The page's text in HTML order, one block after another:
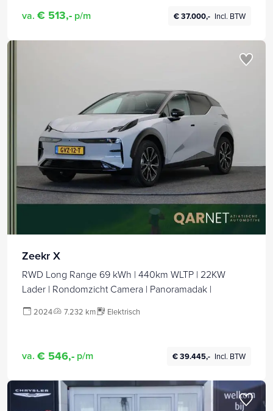
va. € 513,- p/m € 37.000,- Incl. BTW
Zeekr X
RWD Long Range 69 kWh | 440km WLTP | 22KW
Lader | Rondomzicht Camera | Panoramadak |
2024 7.232 km Elektrisch
va. € 546,- p/m € 39.445,- Incl. BTW